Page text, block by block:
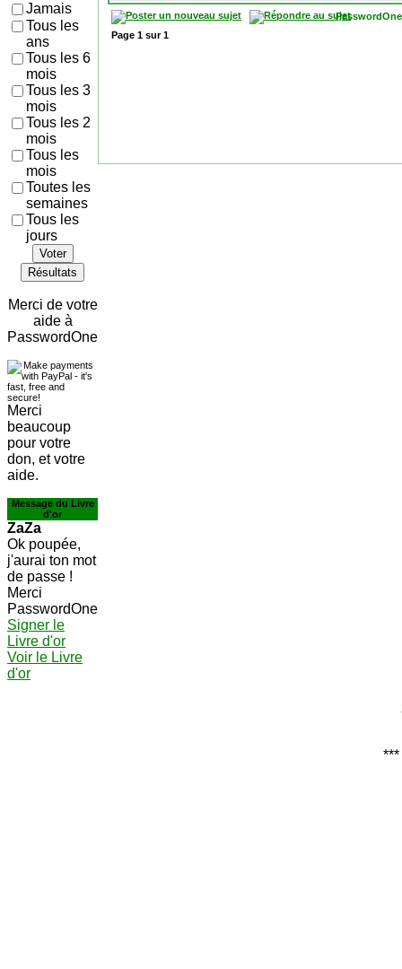
Jamais
Tous les
ans
Tous les 6
mois
Tous les 3
mois
Tous les 2
mois
Tous les
mois
Toutes les
semaines
Tous les
jours
Voter
Résultats
Merci de votre
aide à
PasswordOne
Merci
beaucoup
pour votre
don, et votre
aide.
Message du Livre
d'or
ZaZa
Ok poupée,
j'aurai ton mot
de passe !
Merci
PasswordOne
Signer le
Livre d'or
Voir le Livre
d'or
Page 1 sur1